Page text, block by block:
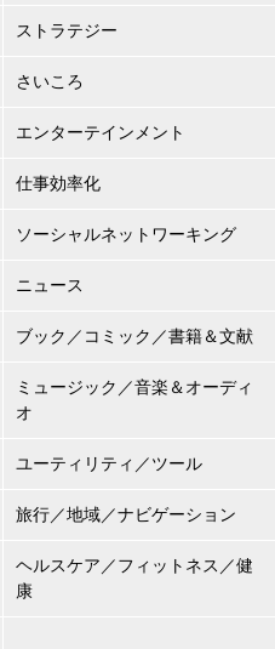
ストラテジー
さいころ
エンターテインメント
仕事効率化
ソーシャルネットワーキング
ニュース
ブック／コミック／書籍＆文献
ミュージック／音楽＆オーディ
オ
ユーティリティ／ツール
旅行／地域／ナビゲーション
ヘルスケア／フィットネス／健
康